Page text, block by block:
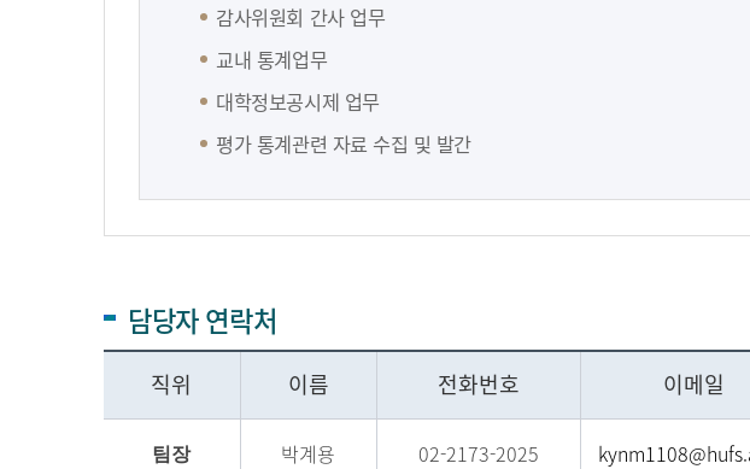
감사위원회 간사 업무
교내 통계업무
대학정보공시제 업무
평가 통계관련 자료 수집 및 발간
담당자 연락처
직위 이름 전화번호 이메일
팀장 박계용 02-2173-2025